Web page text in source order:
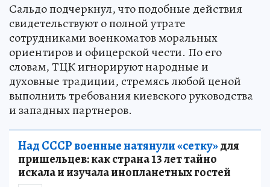
Сальдо подчеркнул, что подобные действия
свидетельствуют о полной утрате
сотрудниками военкоматов моральных
ориентиров и офицерской чести. По его
словам, ТЦК игнорируют народные и
духовные традиции, стремясь любой ценой
выполнить требования киевского руководства
и западных партнеров.
Над СССР военные натянули «сетку»для
пришельцев: как страна 13 лет тайно
искала и изучала инопланетных гостей